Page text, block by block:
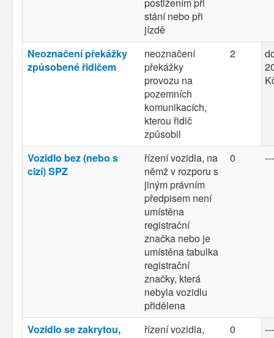
stání nebo při
jízdě
Neoznačení překážky
způsobené řidičem
neoznačení
překážky
provozu na
pozemních
komunikacích,
kterou řidič
způsobil
2
Vozidlo bez (nebo s
cizí) SPZ
řízení vozidla, na
němž v rozporu s
jiným právním
předpisem není
umístěna
registrační
značka nebo je
umístěna tabulka
registrační
značky, která
nebyla vozidlu
přidělena
0 ---
Vozidlo se zakrytou,
řízení vozidla,
0 ---